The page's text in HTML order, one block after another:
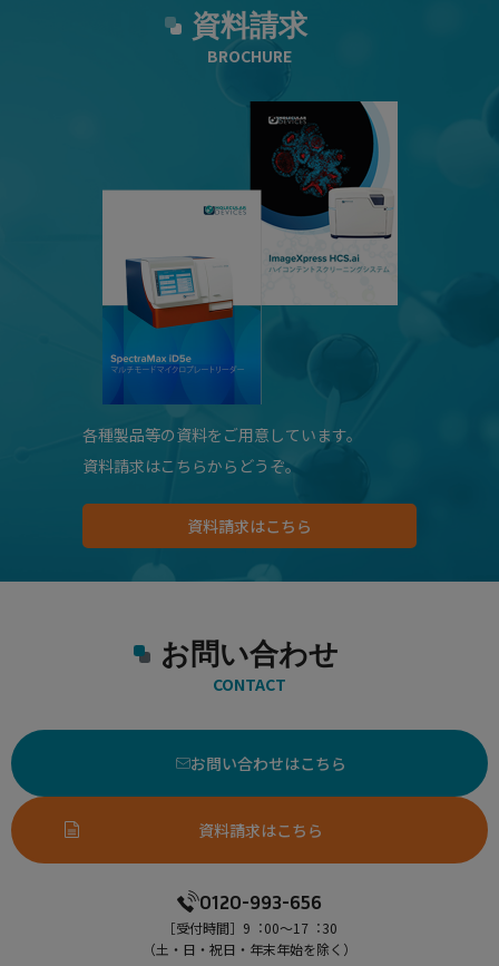
資料請求
BROCHURE
各種製品等の資料をご用意しています。
資料請求はこちらからどうぞ。
資料請求はこちら
お問い合わせ
CONTACT
お問い合わせはこちら
資料請求はこちら
0120-993-656
［受付時間］9︓00〜17︓30
（⼟・⽇・祝⽇・年末年始を除く）